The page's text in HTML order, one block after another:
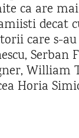
ca are
decat
care s-
William
Horia